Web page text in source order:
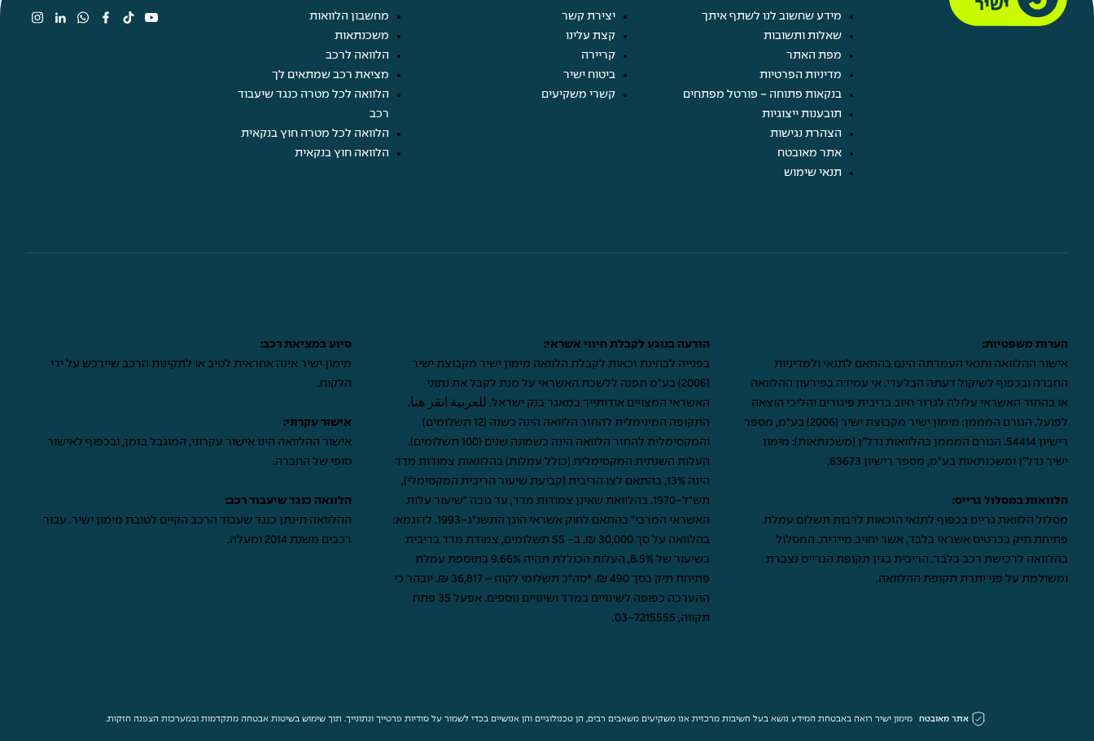
מידע שחשוב לנו לשתף איתך
שאלות ותשובות
מפת האתר
מדיניות הפרטיות
בנקאות פתוחה - פורטל מפתחים
תובענות ייצוגיות
הצהרת נגישות
אתר מאובטח
תנאי שימוש
יצירת קשר
קצת עלינו
קריירה
ביטוח ישיר
קשרי משקיעים
מחשבון הלוואות
משכנתאות
הלוואה לרכב
מציאת רכב שמתאים לך
הלוואה לכל מטרה כנגד שיעבוד
רכב
הלוואה לכל מטרה חוץ בנקאית
הלוואה חוץ בנקאית
הערות משפטיות:
אישור ההלוואה ותנאי העמדתה הינם בהתאם לתנאי ולמדיניות
החברה ובכפוף לשיקול דעתה הבלעדי. אי עמידה בפירעון ההלוואה
או בהחזר האשראי עלולה לגרור חיוב בריבית פיגורים והליכי הוצאה
לפועל. הגורם המממן: מימון ישיר מקבוצת ישיר (2006) בע"מ, מספר
רישיון 54414. הגורם המממן בהלוואות נדל"ן (משכנתאות): מימון
ישיר נדל"ן ומשכנתאות בע"מ, מספר רישיון 63673.
הלוואות במסלול גרייס:
מסלול הלוואת גרייס בכפוף לתנאי הזכאות לרבות תשלום עמלת
פתיחת תיק בכרטיס אשראי בלבד, אשר יחויב מיידית. המסלול
בהלוואה לרכישת רכב בלבד. הריבית בגין תקופת הגרייס נצברת
ומשולמת על פני יתרת תקופת ההלוואה.
הודעה בנוגע לקבלת חיווי אשראי:
בפנייה לבחינת זכאות לקבלת הלוואה מימון ישיר מקבוצת ישיר
(2006) בע"מ תפנה ללשכת האשראי על מנת לקבל את נתוני
האשראי המצויים אודותייך במאגר בנק ישראל. للعربية انقر هنا .
התקופה המינימלית להחזר הלוואה הינה כשנה (12 תשלומים)
והמקסימלית להחזר הלוואה הינה כשמונה שנים (100 תשלומים).
העלות השנתית המקסימלית (כולל עמלות) בהלוואות צמודות מדד
הינה 13%, בהתאם לצו הריבית (קביעת שיעור הריבית המקסימלי),
תש"ל-1970. בהלוואת שאינן צמודות מדד, עד גובה "שיעור עלות
האשראי המרבי" בהתאם לחוק אשראי הוגן התשנ"ג-1993. לדוגמא:
בהלוואה על סך 30,000 ₪, ב- 55 תשלומים, צמודת מדד בריבית
בשיעור של 8.5%, העלות הכוללת תהיה 9.66% בתוספת עמלת
פתיחת תיק בסך 490 ₪. *סה"כ תשלומי לקוח – 36,817 ₪. יובהר כי
ההערכה כפופה לשינויים במדד ושינויים נוספים. אפעל 35 פתח
תקווה, 03-7215555
.
סיוע במציאת רכב:
מימון ישיר אינה אחראית לטיב או לתקינות הרכב שיירכש על ידי
הלקוח.
אישור עקרוני:
אישור ההלוואה הינו אישור עקרוני, המוגבל בזמן, ובכפוף לאישור
סופי של החברה.
הלוואה כנגד שיעבוד רכב:
ההלוואה תינתן כנגד שעבוד הרכב הקיים לטובת מימון ישיר. עבור
רכבים משנת 2014 ומעלה.
אתר מאובטח מימון ישיר רואה באבטחת המידע נושא בעל חשיבות מרכזית אנו משקיעים משאבים רבים, הן טכנולוגיים והן אנושיים בכדי לשמור על סודיות פרטייך ונתונייך. תוך שימוש בשיטות אבטחה מתקדמות ובמערכות הצפנה חזקות.